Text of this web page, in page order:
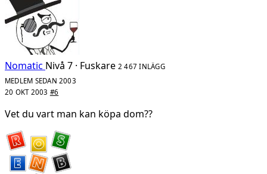
Nomatic Nivå 7 · Fuskare 2 467 INLÄGG
MEDLEM SEDAN 2003
20 OKT 2003 #6
Vet du vart man kan köpa dom??